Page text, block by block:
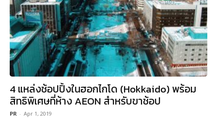
4 แหล่งช้อปปิ้งในฮอกไกโด (Hokkaido) พร้อม
สิทธิพิเศษที่ห้าง AEON สำหรับขาช้อป
PR - Apr 1, 2019